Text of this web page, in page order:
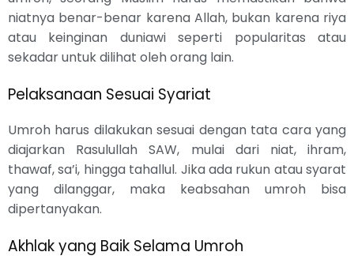
niatnya benar-benar karena Allah, bukan karena riya
atau keinginan duniawi seperti popularitas atau
sekadar untuk dilihat oleh orang lain.
Pelaksanaan Sesuai Syariat
Umroh harus dilakukan sesuai dengan tata cara yang
diajarkan Rasulullah SAW, mulai dari niat, ihram,
thawaf, sa’i, hingga tahallul. Jika ada rukun atau syarat
yang dilanggar, maka keabsahan umroh bisa
dipertanyakan.
Akhlak yang Baik Selama Umroh